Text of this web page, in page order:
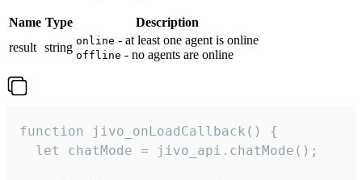
Name Type
Description
result string online - at least one agent is online
offline - no agents are online
function jivo_onLoadCallback() {
  let chatMode = jivo_api.chatMode();